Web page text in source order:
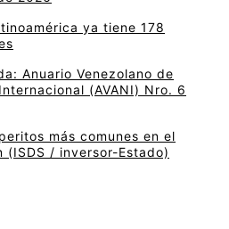
ya tiene 178
Anuario Venezolano de
(AVANI) Nro. 6
más comunes en el
/ inversor-Estado)